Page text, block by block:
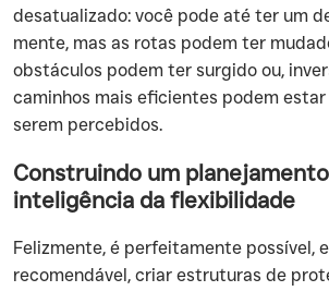
desatualizado: você pode até ter um
mente, mas as rotas podem ter
obstáculos podem ter surgido ou,
caminhos mais eficientes podem
serem percebidos.
Construindo um
inteligência da flexibilidade
Felizmente, é perfeitamente possível,
recomendável, criar estruturas de